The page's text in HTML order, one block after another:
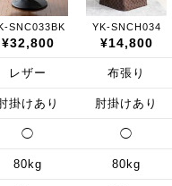
SNC033BK
¥32,800
レザー
掛けあり
◯
80kg
YK-SNCH034
¥14,800
布張り
肘掛けあり
◯
80kg